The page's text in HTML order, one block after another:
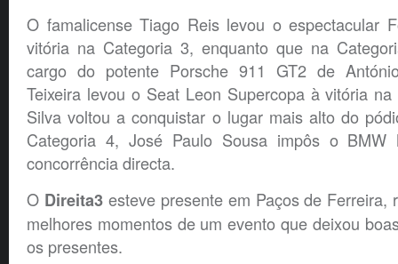
O famalicense Tiago Reis levou o espectacular
vitória na Categoria 3, enquanto que na
cargo do potente Porsche 911 GT2 de
Teixeira levou o Seat Leon Supercopa à vitória
Silva voltou a conquistar o lugar mais alto do
Categoria 4, José Paulo Sousa impôs o
concorrência directa.
O Direita3esteve presente em Paços de Ferreira,
melhores momentos de um evento que deixou
os presentes.